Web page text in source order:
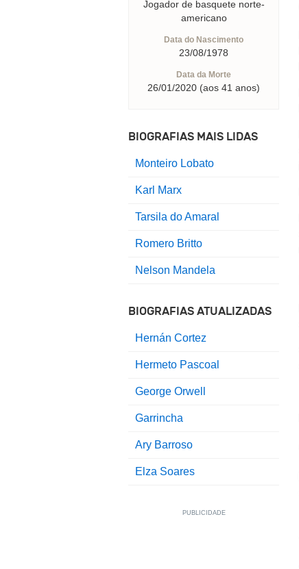
Jogador de basquete norte-
americano
Data do Nascimento
23/08/1978
Data da Morte
26/01/2020 (aos 41 anos)
BIOGRAFIAS MAIS LIDAS
Monteiro Lobato
Karl Marx
Tarsila do Amaral
Romero Britto
Nelson Mandela
BIOGRAFIAS ATUALIZADAS
Hernán Cortez
Hermeto Pascoal
George Orwell
Garrincha
Ary Barroso
Elza Soares